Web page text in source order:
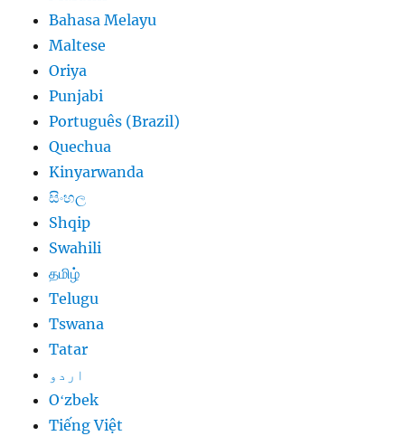
Bahasa Melayu
Maltese
Oriya
Punjabi
Português (Brazil)
Quechua
Kinyarwanda
සිංහල
Shqip
Swahili
தமிழ்
Telugu
Tswana
Tatar
اردو
Oʻzbek
Tiếng Việt